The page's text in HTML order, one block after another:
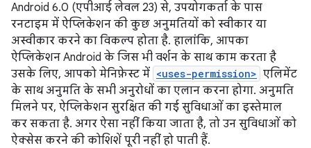
Android 6.0 (एपीआई लेवल 23) से, उपयोगकर्ता के पास
रनटाइम में ऐप्लिकेशन की कुछ अनुमतियों को स्वीकार या
अस्वीकार करने का विकल्प होता है. हालांकि, आपका
ऐप्लिकेशन Android के जिस भी वर्शन के साथ काम करता है
उसके लिए, आपको मेनिफ़ेस्ट में <uses-permission> एलिमेंट
के साथ अनुमति के सभी अनुरोधों का एलान करना होगा. अनुमति
मिलने पर, ऐप्लिकेशन सुरक्षित की गई सुविधाओं का इस्तेमाल
कर सकता है. अगर ऐसा नहीं किया जाता है, तो उन सुविधाओं को
ऐक्सेस करने की कोशिशें पूरी नहीं हो पाती हैं.